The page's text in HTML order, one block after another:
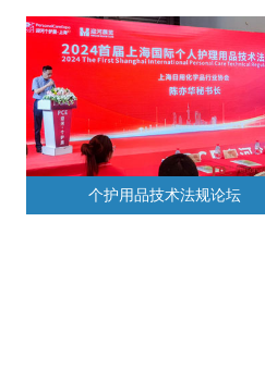
个护用品技术法规论坛